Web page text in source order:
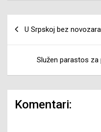
članaka
U Srpskoj bez
Služen parastos za
Komentari: